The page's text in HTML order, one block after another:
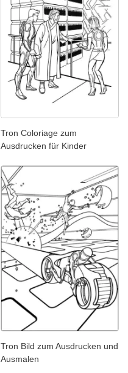
Tron Coloriage zum
Ausdrucken für Kinder
Tron Bild zum Ausdrucken und
Ausmalen